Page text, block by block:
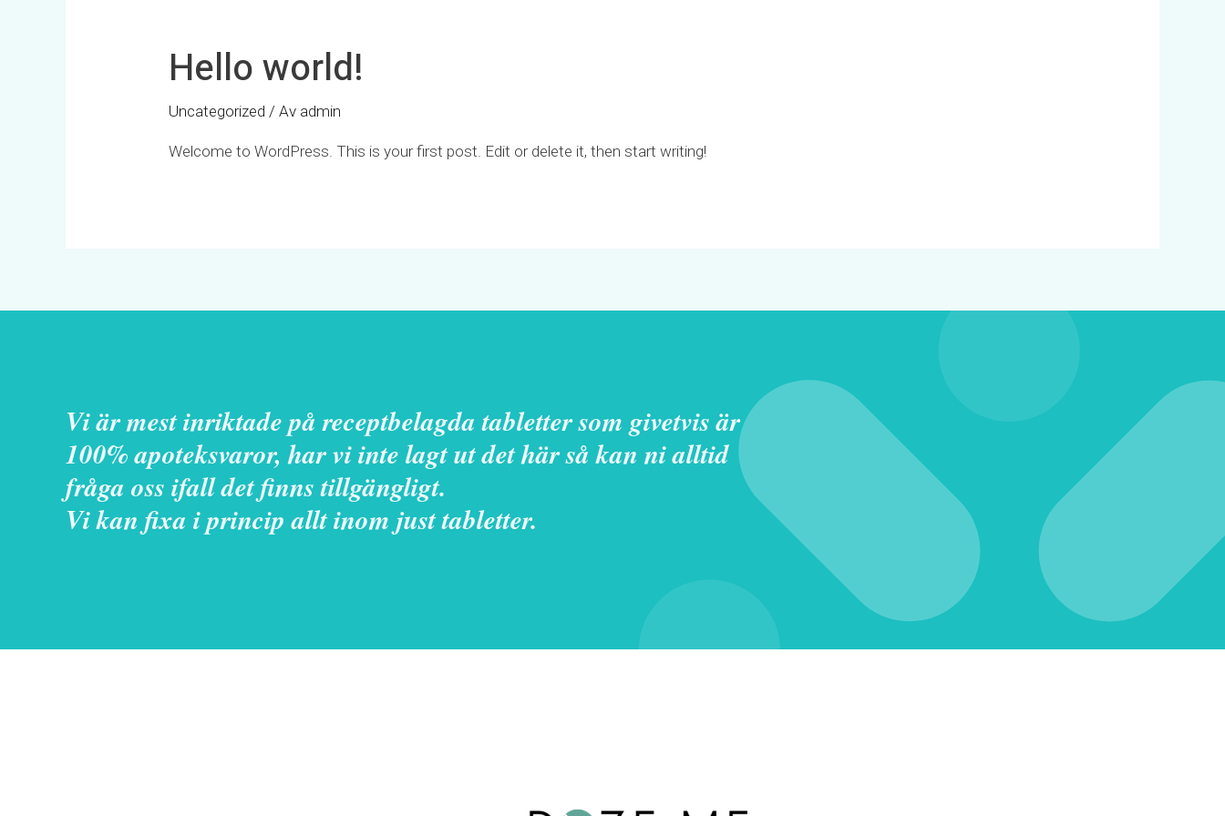
Hello world!
Uncategorized / Av admin
Welcome to WordPress. This is your first post. Edit or delete it, then start writing!
Vi är mest inriktade på receptbelagda tabletter som givetvis är
100% apoteksvaror, har vi inte lagt ut det här så kan ni alltid
fråga oss ifall det finns tillgängligt.
Vi kan fixa i princip allt inom just tabletter.